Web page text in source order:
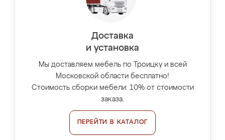
Доставка
и установка
Мы доставляем мебель по Троицку и всей
Московской области бесплатно!
Стоимость сборки мебели: 10% от стоимости
заказа.
ПЕРЕЙТИ В КАТАЛОГ